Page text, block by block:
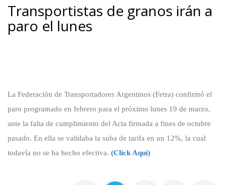
Transportistas de granos irán a
paro el lunes
La Federación de Transportadores Argentinos (Fetra) confirmó el
paro programado en febrero para el próximo lunes 19 de marzo,
ante la falta de cumplimiento del Acta firmada a fines de octubre
pasado. En ella se validaba la suba de tarifa en un 12%, la cual
todavía no se ha hecho efectiva. (Click Aquí)